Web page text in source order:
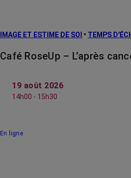
IMAGE ET ESTIME DE SOI • TEMPS
Café RoseUp – L’après
19 août 2026
14h00 - 15h30
En ligne